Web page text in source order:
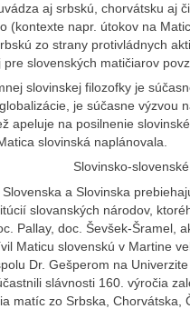
aj srbskú, chorvátsku aj
(kontexte napr. útokov na
zo strany protivládnych
pre slovenských matičiarov
slovinskej filozofky je
je súčasne výzvou
apeluje na posilnenie
slovinská naplánovala.
Slovinsko-
a Slovinska
slovanských národov,
Pallay, doc. Ševšek-Šramel,
Maticu slovenskú v Martine
Dr. Gešperom na
slávnosti 160. výročia
matíc zo Srbska, Chorvátska,